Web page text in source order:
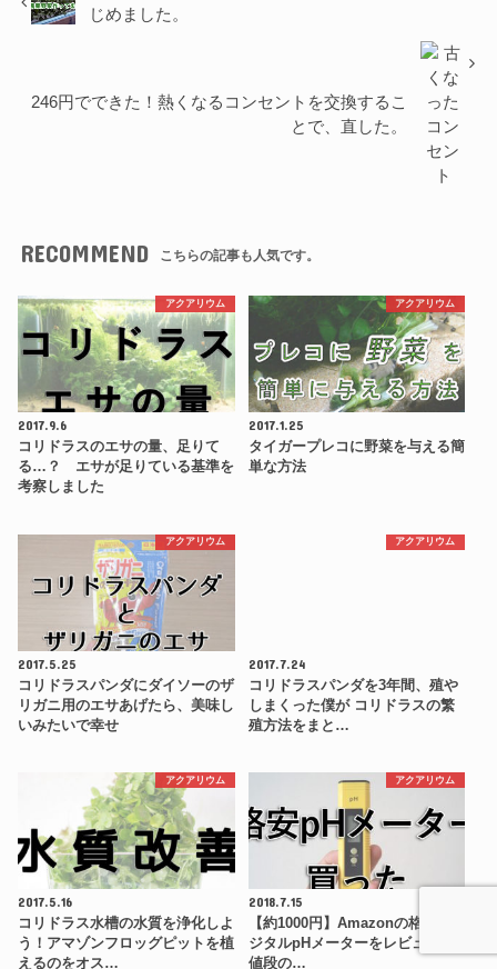
じめました。
246円でできた！熱くなるコンセントを交換するこ
とで、直した。
RECOMMEND こちらの記事も人気です。
アクアリウム
2017.9.6
コリドラスのエサの量、足りて
る…？ エサが足りている基準を
考察しました
アクアリウム
2017.1.25
タイガープレコに野菜を与える簡
単な方法
アクアリウム
2017.5.25
コリドラスパンダにダイソーのザ
リガニ用のエサあげたら、美味し
いみたいで幸せ
アクアリウム
2017.7.24
コリドラスパンダを3年間、殖や
しまくった僕が コリドラスの繁
殖方法をまと…
アクアリウム
2017.5.16
コリドラス水槽の水質を浄化しよ
う！アマゾンフロッグピットを植
えるのをオス…
アクアリウム
2018.7.15
【約1000円】Amazonの格安デ
ジタルpHメーターをレビュー。
値段の…